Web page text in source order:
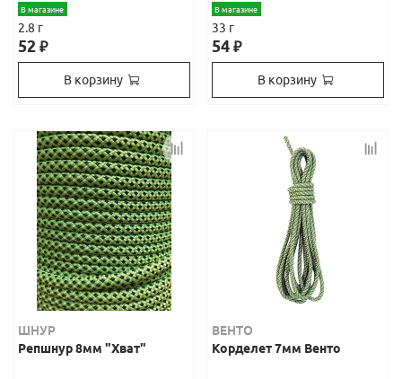
В магазине
2.8 г
52₽
В корзину
В магазине
33 г
54₽
В корзину
ШНУР
Репшнур 8мм "Хват"
ВЕНТО
Корделет 7мм Венто